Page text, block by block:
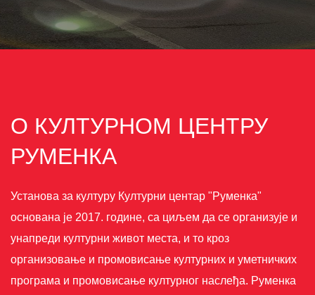
О КУЛТУРНОМ ЦЕНТРУ
РУМЕНКА
Установа за културу Културни центар "Руменка"
основана је 2017. године, са циљем да се организује и
унапреди културни живот места, и то кроз
организовање и промовисање културних и уметничких
програма и промовисање културног наслеђа. Руменка